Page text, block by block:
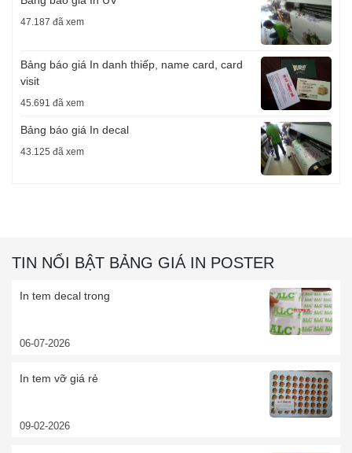
47.187 đã xem
Bảng báo giá In danh thiếp, name card, card
visit
45.691 đã xem
Bảng báo giá In decal
43.125 đã xem
TIN NỔI BẬT BẢNG GIÁ IN POSTER
In tem decal trong
06-07-2026
In tem vỡ giá rẻ
09-02-2026